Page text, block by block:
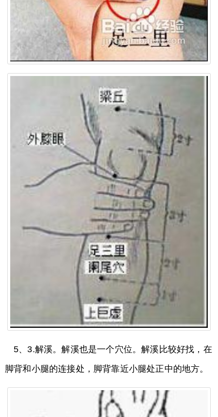
5、3.解溪。解溪也是一个穴位。解溪比较好找，在
脚背和小腿的连接处，脚背靠近小腿处正中的地方。